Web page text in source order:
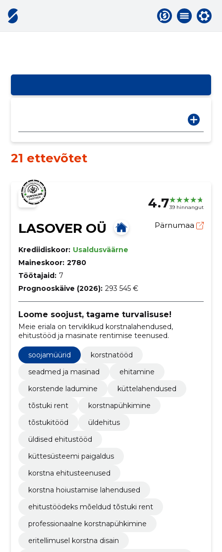
21 ettevõtet
4.739 hinnangut
LASOVER OÜ Pärnumaa
Krediidiskoor: Usaldusväärne
Maineskoor: 2780
Töötajaid: 7
Prognooskäive (2026): 293 545 €
Loome soojust, tagame turvalisuse!
Meie eriala on terviklikud korstnalahendused,
ehitustööd ja masinate rentimise teenused.
soojamüürid
korstnatööd
seadmed ja masinad
ehitamine
korstende ladumine
küttelahendused
tõstuki rent
korstnapühkimine
tõstukitööd
üldehitus
üldised ehitustööd
küttesüsteemi paigaldus
korstna ehitusteenused
korstna hoiustamise lahendused
ehitustöödeks mõeldud tõstuki rent
professionaalne korstnapühkimine
eritellimusel korstna disain